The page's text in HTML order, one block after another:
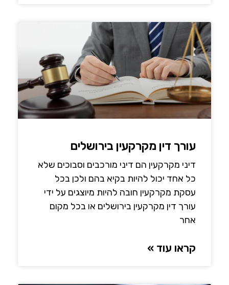
עורך דין מקרקעין בירושלים
דיני מקרקעין הם דיני מורכבים וסבוכים שלא
כל אחד יכול להיות בקיא בהם ולכן בכל
עסקת מקרקעין חובה להיות מיוצגים על ידי
עורך דין מקרקעין בירושלים או בכל מקום
אחר
קראו עוד »